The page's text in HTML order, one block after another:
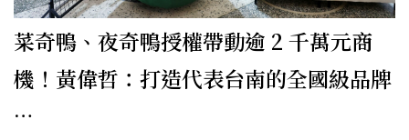
菜奇鴨、夜奇鴨授權帶動逾 2 千萬元商
機！黃偉哲：打造代表台南的全國級品牌
…